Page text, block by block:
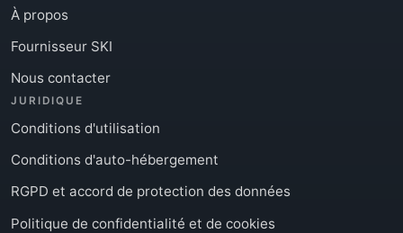
À propos
Fournisseur SKI
Nous contacter
JURIDIQUE
Conditions d'utilisation
Conditions d'auto-hébergement
RGPD et accord de protection des données
Politique de confidentialité et de cookies